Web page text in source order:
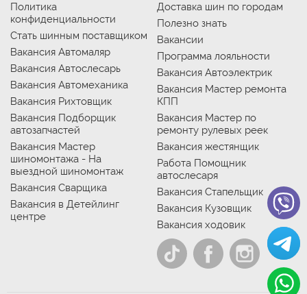
Политика
конфиденциальности
Стать шинным поставщиком
Вакансия Автомаляр
Вакансия Автослесарь
Вакансия Автомеханика
Вакансия Рихтовщик
Вакансия Подборщик
автозапчастей
Вакансия Мастер
шиномонтажа - На
выездной шиномонтаж
Вакансия Сварщика
Вакансия в Детейлинг
центре
Доставка шин по городам
Полезно знать
Вакансии
Программа лояльности
Вакансия Автоэлектрик
Вакансия Мастер ремонта
КПП
Вакансия Мастер по
ремонту рулевых реек
Вакансия жестянщик
Работа Помощник
автослесаря
Вакансия Стапельщик
Вакансия Кузовщик
Вакансия ходовик